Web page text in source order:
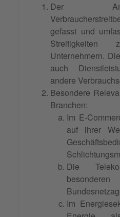
Der
gefasst und
Streitigkeiten
Unternehmern.
auch
andere
Besondere
Branchen:
Im E-
auf ihrer
Die
Im